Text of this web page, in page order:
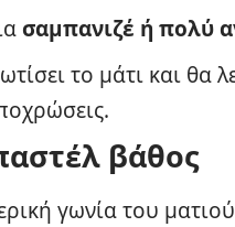
σαμπανιζέ ή πολύ
το μάτι και θα
βάθος
γωνία του